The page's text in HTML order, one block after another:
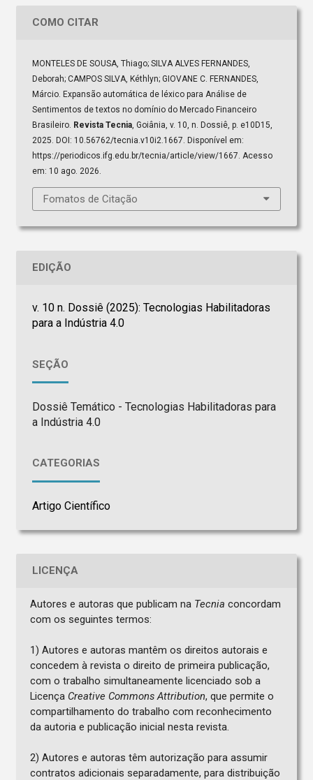
COMO CITAR
MONTELES DE SOUSA, Thiago; SILVA ALVES FERNANDES,
Deborah; CAMPOS SILVA, Kéthlyn; GIOVANE C. FERNANDES,
Márcio. Expansão automática de léxico para Análise de
Sentimentos de textos no domínio do Mercado Financeiro
Brasileiro. Revista Tecnia, Goiânia, v. 10, n. Dossiê, p. e10D15,
2025. DOI: 10.56762/tecnia.v10i2.1667. Disponível em:
https://periodicos.ifg.edu.br/tecnia/article/view/1667. Acesso
em: 10 ago. 2026.
Fomatos de Citação
EDIÇÃO
v. 10 n. Dossiê (2025): Tecnologias Habilitadoras
para a Indústria 4.0
SEÇÃO
Dossiê Temático - Tecnologias Habilitadoras para
a Indústria 4.0
CATEGORIAS
Artigo Científico
LICENÇA
Autores e autoras que publicam na Tecnia concordam
com os seguintes termos:
1) Autores e autoras mantêm os direitos autorais e
concedem à revista o direito de primeira publicação,
com o trabalho simultaneamente licenciado sob a
Licença Creative Commons Attribution, que permite o
compartilhamento do trabalho com reconhecimento
da autoria e publicação inicial nesta revista.
2) Autores e autoras têm autorização para assumir
contratos adicionais separadamente, para distribuição